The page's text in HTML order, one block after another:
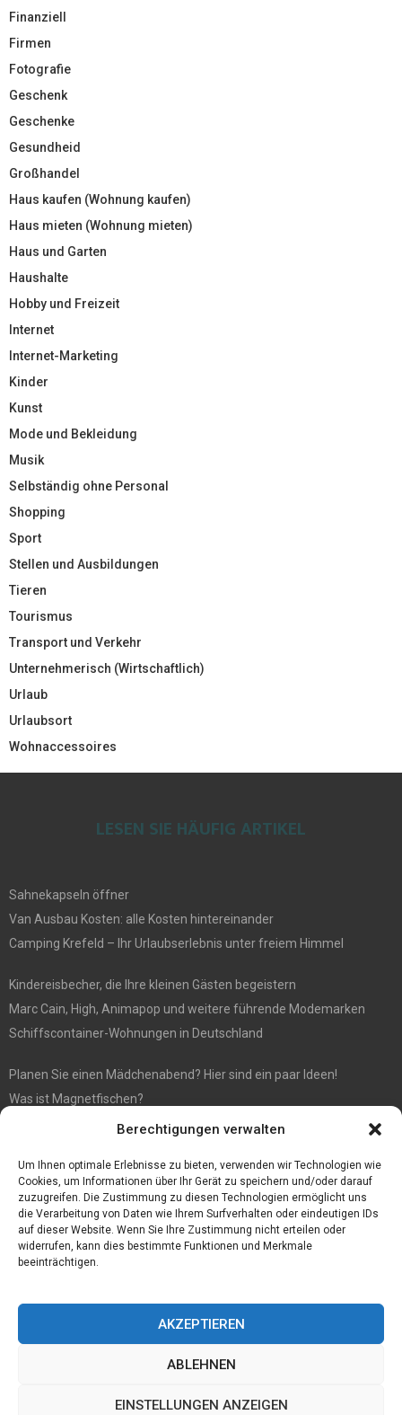
Berechtigungen verwalten
Um Ihnen optimale Erlebnisse zu bieten, verwenden wir Technologien wie
Cookies, um Informationen über Ihr Gerät zu speichern und/oder darauf
zuzugreifen. Die Zustimmung zu diesen Technologien ermöglicht uns
die Verarbeitung von Daten wie Ihrem Surfverhalten oder eindeutigen IDs
auf dieser Website. Wenn Sie Ihre Zustimmung nicht erteilen oder
widerrufen, kann dies bestimmte Funktionen und Merkmale
beeinträchtigen.
AKZEPTIEREN
ABLEHNEN
EINSTELLUNGEN ANZEIGEN
Finanziell
Firmen
Fotografie
Geschenk
Geschenke
Gesundheid
Großhandel
Haus kaufen (Wohnung kaufen)
Haus mieten (Wohnung mieten)
Haus und Garten
Haushalte
Hobby und Freizeit
Internet
Internet-Marketing
Kinder
Kunst
Mode und Bekleidung
Musik
Selbständig ohne Personal
Shopping
Sport
Stellen und Ausbildungen
Tieren
Tourismus
Transport und Verkehr
Unternehmerisch (Wirtschaftlich)
Urlaub
Urlaubsort
Wohnaccessoires
LESEN SIE HÄUFIG ARTIKEL
Sahnekapseln öffner
Van Ausbau Kosten: alle Kosten hintereinander
Camping Krefeld – Ihr Urlaubserlebnis unter freiem Himmel
Kindereisbecher, die Ihre kleinen Gästen begeistern
Marc Cain, High, Animapop und weitere führende Modemarken
Schiffscontainer-Wohnungen in Deutschland
Planen Sie einen Mädchenabend? Hier sind ein paar Ideen!
Was ist Magnetfischen?
FIFA 21 FOF PTG Überprüfung
Sport Kort: Chelsea-Trainer pausiert für ein Spiel